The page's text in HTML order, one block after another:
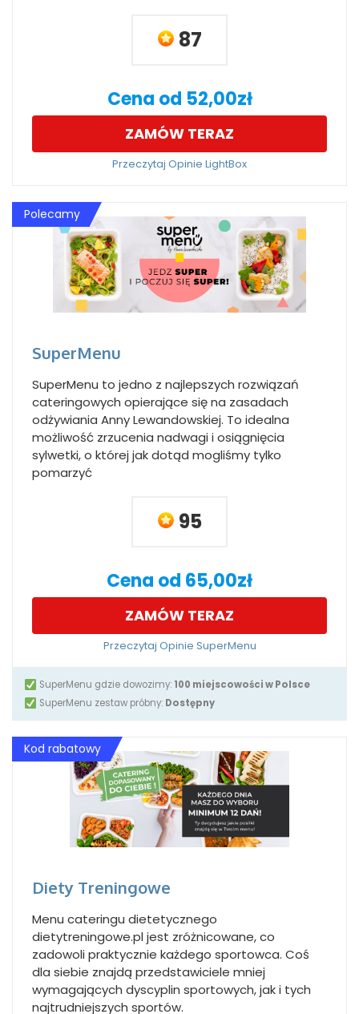
87
Cena od 52,00zł
ZAMÓW TERAZ
Przeczytaj Opinie LightBox
Polecamy
SuperMenu
SuperMenu to jedno z najlepszych rozwiązań
cateringowych opierające się na zasadach
odżywiania Anny Lewandowskiej. To idealna
możliwość zrzucenia nadwagi i osiągnięcia
sylwetki, o której jak dotąd mogliśmy tylko
pomarzyć
95
Cena od 65,00zł
ZAMÓW TERAZ
Przeczytaj Opinie SuperMenu
SuperMenu gdzie dowozimy: 100 miejscowości w Polsce
SuperMenu zestaw próbny: Dostępny
Kod rabatowy
Diety Treningowe
Menu cateringu dietetycznego
dietytreningowe.pl jest zróżnicowane, co
zadowoli praktycznie każdego sportowca. Coś
dla siebie znajdą przedstawiciele mniej
wymagających dyscyplin sportowych, jak i tych
najtrudniejszych sportów.